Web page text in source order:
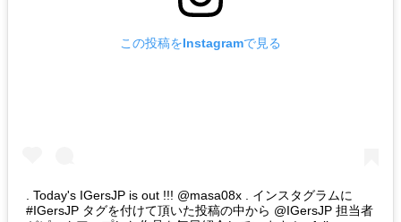
この投稿をInstagramで見る
. Today's IGersJP is out !!! @masa08x . インスタグラムに
#IGersJP タグを付けて頂いた投稿の中から @IGersJP 担当者